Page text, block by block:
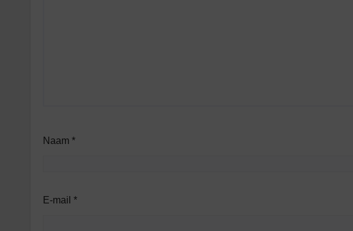
Naam *
E-mail *